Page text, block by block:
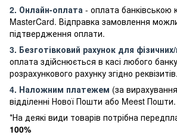
2. Онлайн-оплата - оплата банківською
MasterCard. Відправка замовлення
підтвердження оплати.
3. Безготівковий рахунок для
оплата здійснюється в касі любого
розрахункового рахунку згідно реквізитів.
4. Наложним платежем (за
відділенні Нової Пошти або Meest Пошти.
*На деякі види товарів потрібна
100%